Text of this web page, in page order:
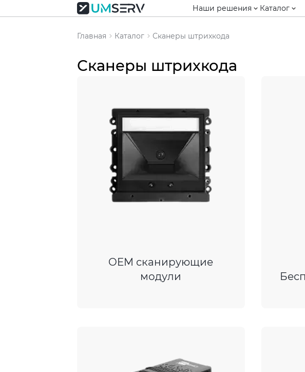
Наши решения Каталог
Главная Каталог Сканеры штрихкода
Сканеры штрихкода
OEM сканирующие
модули